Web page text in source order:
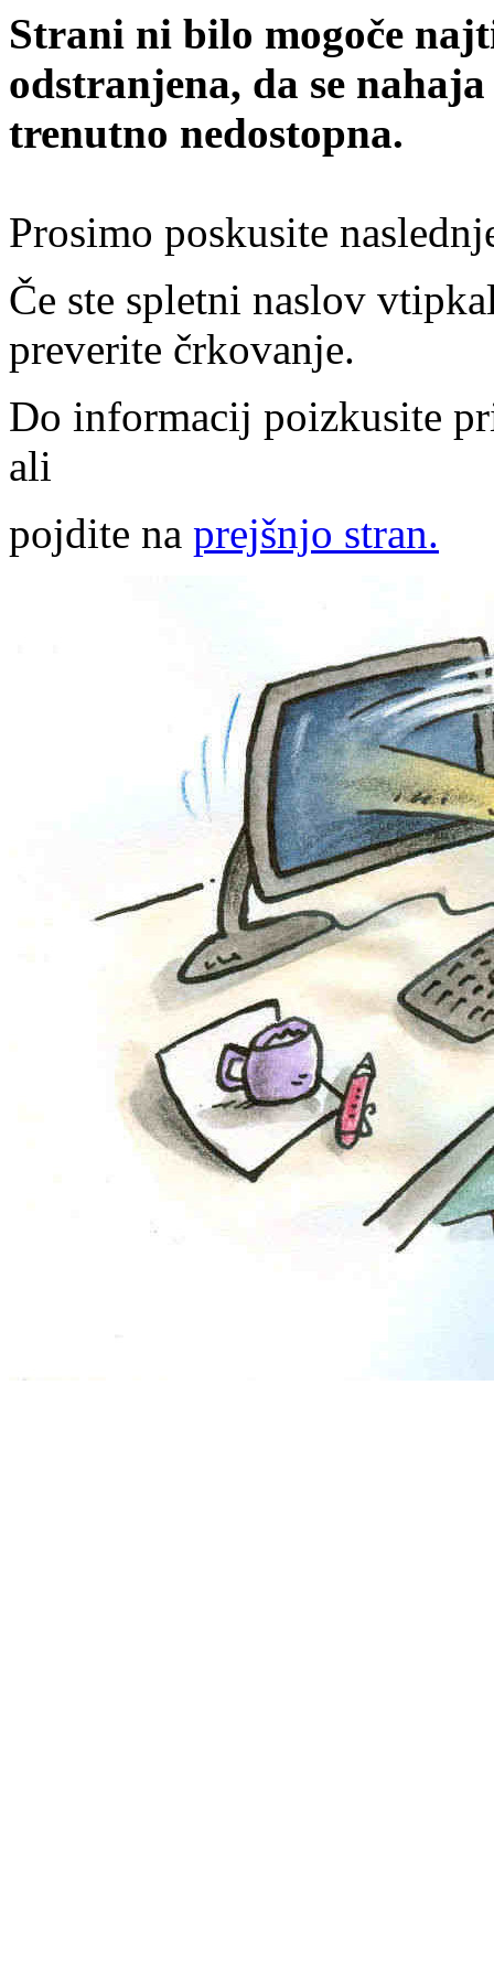
Strani ni bilo mogoče
odstranjena, da se
trenutno nedostopna.
Prosimo poskusite
Če ste spletni naslov
preverite črkovanje.
Do informacij poizkusite
ali
pojdite na prejšnjo stran.